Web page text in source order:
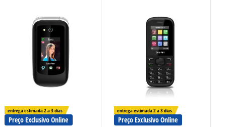
entrega estimada 2 a 3 dias
Preço Exclusivo Online
entrega estimada 2 a 3 dias
Preço Exclusivo Online